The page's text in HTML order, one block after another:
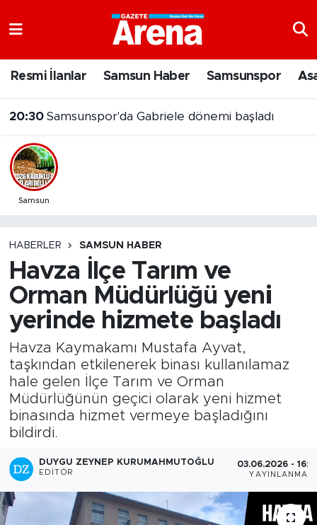
Resmi İlanlar Samsun Haber Samsunspor
20:30 Samsunspor'da Gabriele dönemi başladı
Samsun
HABERLER SAMSUN HABER
Havza İlçe Tarım ve
Orman Müdürlüğü yeni
yerinde hizmete başladı
Havza Kaymakamı Mustafa Ayvat,
taşkından etkilenerek binası kullanılamaz
hale gelen İlçe Tarım ve Orman
Müdürlüğünün geçici olarak yeni hizmet
binasında hizmet vermeye başladığını
bildirdi.
DUYGU ZEYNEP KURUMAHMUTOĞLU
EDITÖR
03.06.2026 -
YAYINLANMA
Samsun Namaz Vakitleri
Trafik Durumu
Süper Lig Puan Durumu ve Fikstür
Son Dakika Haberleri
Haber Arşivi